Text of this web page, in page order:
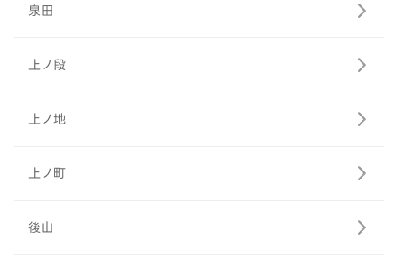
泉田
上ノ段
上ノ地
上ノ町
後山